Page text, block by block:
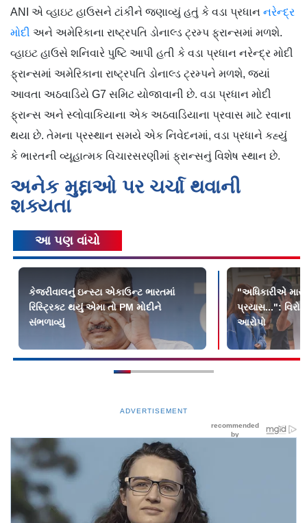
ANI એ વ્હાઇટ હાઉસને ટાંકીને જણાવ્યું હતું કે વડા પ્રધાન નરેન્દ્ર
મોદી અને અમેરિકાના રાષ્ટ્રપતિ ડોનાલ્ડ ટ્રમ્પ ફ્રાન્સમાં મળશે.
વ્હાઇટ હાઉસે શનિવારે પુષ્ટિ આપી હતી કે વડા પ્રધાન નરેન્દ્ર મોદી
ફ્રાન્સમાં અમેરિકાના રાષ્ટ્રપતિ ડોનાલ્ડ ટ્રમ્પને મળશે, જ્યાં
આવતા અઠવાડિયે G7 સમિટ યોજાવાની છે. વડા પ્રધાન મોદી
ફ્રાન્સ અને સ્લોવાકિયાના એક અઠવાડિયાના પ્રવાસ માટે રવાના
થયા છે. તેમના પ્રસ્થાન સમયે એક નિવેદનમાં, વડા પ્રધાને કહ્યું
કે ભારતની વ્યૂહાત્મક વિચારસરણીમાં ફ્રાન્સનું વિશેષ સ્થાન છે.
અનેક મુદ્દાઓ પર ચર્ચા થવાની
શક્યતા
આ પણ વાંચો
કેજરીવાલનું ઇન્સ્ટા એકાઉન્ટ ભારતમાં
રિસ્ટ્રિક્ટ થયું એમા તો PM મોદીને
સંભળાવ્યું
"અધિકારીએ
પ્રયાસ...":
આરોપો
ADVERTISEMENT